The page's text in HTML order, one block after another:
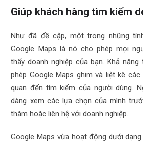
Giúp khách hàng tìm kiếm
Như đã đề cập, một trong những
Google Maps là nó cho phép mọi
thấy doanh nghiệp của bạn. Khả
phép Google Maps ghim và liệt kê các
quan đến tìm kiếm của người dùng.
dàng xem các lựa chọn của mình
thăm hoặc liên hệ với doanh nghiệp.
Google Maps vừa hoạt động dưới